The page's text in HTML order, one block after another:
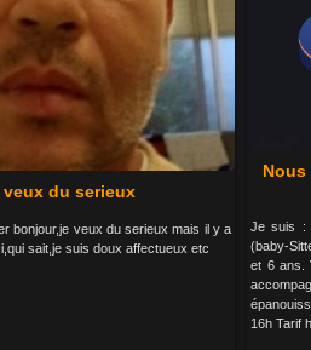
veux du serieux
bonjour,je veux du serieux mais il y a
sait,je suis doux affectueux etc
Je suis :
(baby-
et 6 ans.
16h Tarif